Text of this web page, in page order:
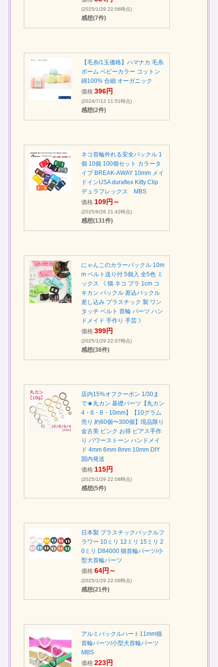
(2025/1/29 22:06時点)
感想(7件)
【毛糸/1玉価格】ハマナカ 毛糸
ポーム ベビーカラー コットン
綿100% 合細 オーガニック
価格:396円
(2024/7/12 11:51時点)
感想(2件)
ネコ首輪外れる安全バックル 1
個 10個 100個セット カラータ
イプ BREAK-AWAY 10mm メイ
ドインUSA duraflex Kitty Clip
デュラフレックス MBS
価格:109円～
(2025/6/26 21:42時点)
感想(131件)
にゃんこのカラーバックル 10m
m ベルト送り付 5個入 全5色 ミ
ックス 《 猫 ネコ プラ 1cm コ
キカン バックル 差込バックル
差し込み プラスチック 製 ワン
タッチ ベルト 首輪 パーツ ハン
ドメイド 手作り 手芸 》
価格:399円
(2025/1/29 22:07時点)
感想(38件)
店内15%オフクーポン 1/30ま
で★丸カン 基礎パーツ【丸カン
4・6・8・10mm】【10グラム
売り 約60個〜300個】現品限り
金古美 ピンク お得 ピアス手作
り パワーストーン ハンドメイ
ド 4mm 6mm 8mm 10mm DIY
国内発送
価格:115円
(2025/1/29 22:08時点)
感想(5件)
日本製 プラスチックバックルフ
ラワー 10ミリ 12ミリ 15ミリ 2
0ミリ D84000 猫首輪パーツ/小
型犬首輪パーツ
価格:64円～
(2025/1/29 22:09時点)
感想(21件)
アルミバックルハート11mm猫
首輪パーツ/小型犬首輪パーツ
MBS
価格:223円